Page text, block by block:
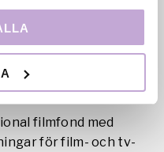
filmfond med
för film- och tv-